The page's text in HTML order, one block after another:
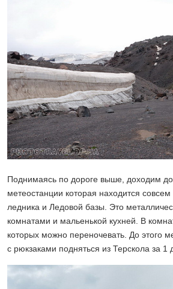
Поднимаясь по дороге выше, доходим до
метеостанции которая находится
ледника и Ледовой базы. Это
комнатами и мальенькой кухней. В
которых можно переночевать. До этого
с рюкзаками подняться из Терскола за 1